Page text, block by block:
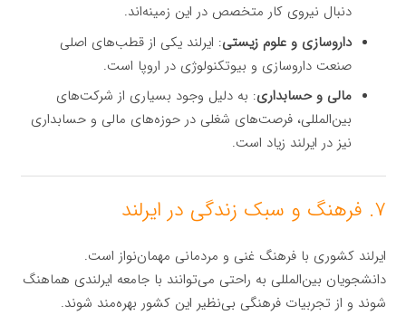
دنبال نیروی کار متخصص در این زمینه‌اند.
داروسازی و علوم زیستی: ایرلند یکی از قطب‌های اصلی
صنعت داروسازی و بیوتکنولوژی در اروپا است.
مالی و حسابداری: به دلیل وجود بسیاری از شرکت‌های
بین‌المللی، فرصت‌های شغلی در حوزه‌های مالی و حسابداری
نیز در ایرلند زیاد است.
۷. فرهنگ و سبک زندگی در ایرلند
ایرلند کشوری با فرهنگ غنی و مردمانی مهمان‌نواز است.
دانشجویان بین‌المللی به راحتی می‌توانند با جامعه ایرلندی هماهنگ
شوند و از تجربیات فرهنگی بی‌نظیر این کشور بهره‌مند شوند.